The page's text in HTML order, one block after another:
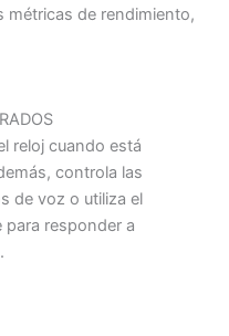
métricas de rendimiento,
reloj cuando está
controla las
de voz o utiliza el
responder a